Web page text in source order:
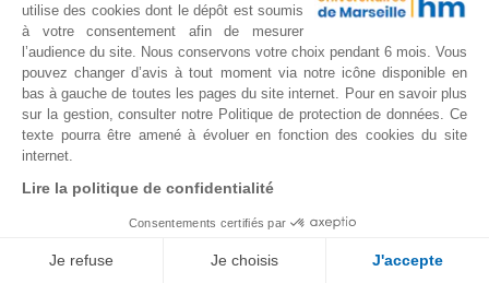
Mental disorders among homeless
people admitted to a French
psychiatric emergency service.
Psychiatry Service 2010 Mar
Assessment of psychiatric inpatient
self-reported instruments. Eur
Psychiatry. 2009 Dec
Patient information in psychiatry,
utilise des cookies dont le dépôt est soumis
à votre consentement afin de mesurer
l’audience du site. Nous conservons votre choix pendant 6 mois. Vous
pouvez changer d’avis à tout moment via notre icône disponible en
bas à gauche de toutes les pages du site internet. Pour en savoir plus
sur la gestion, consulter notre Politique de protection de données. Ce
texte pourra être amené à évoluer en fonction des cookies du site
internet.
Lire la politique de confidentialité
Consentements certifiés par
Je refuse Je choisis J'accepte